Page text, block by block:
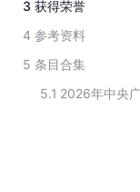
3 获得荣誉
4 参考资料
5 条目合集
5.1